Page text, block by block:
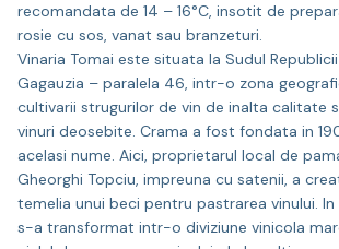
recomandata de 14 – 16°C, insotit de
rosie cu sos, vanat sau branzeturi.
Vinaria Tomai este situata la Sudul
Gagauzia – paralela 46, intr-o zona
cultivarii strugurilor de vin de inalta calitate
vinuri deosebite. Crama a fost fondata in
acelasi nume. Aici, proprietarul local de
Gheorghi Topciu, impreuna cu satenii, a
temelia unui beci pentru pastrarea vinului. In
s-a transformat intr-o diviziune vinicola